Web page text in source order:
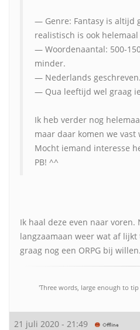
— Genre: Fantasy is altijd
realistisch is ook
— Woordenaantal: 500-
minder.
— Nederlands geschreven.
— Qua leeftijd wel graag
Ik heb verder nog
maar daar komen we vast
Mocht iemand interesse
PB! ^^
Ik haal deze even naar
langzaamaan weer wat af
graag nog een ORPG bij
'Three words, large enough to
21 juli 2020 - 21:49